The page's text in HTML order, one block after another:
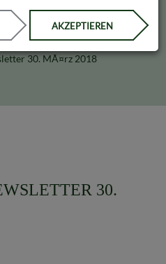
30. MÃ¤rz 2018
30.
AKZEPTIEREN